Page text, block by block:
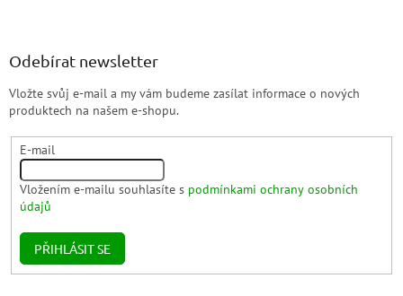
Odebírat newsletter
Vložte svůj e-mail a my vám budeme zasílat informace o nových
produktech na našem e-shopu.
E-mail
Vložením e-mailu souhlasíte s podmínkami ochrany osobních
údajů
PŘIHLÁSIT SE